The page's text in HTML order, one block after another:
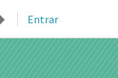
Entrar